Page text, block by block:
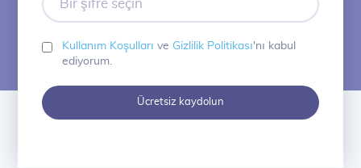
seçin
Kullanım Koşulları ve Gizlilik Politikası'nı kabul
ediyorum.
Ücretsiz kaydolun